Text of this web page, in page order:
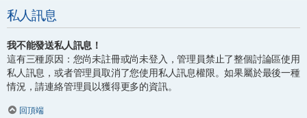
私人訊息
我不能發送私人訊息！
這有三種原因：您尚未註冊或尚未登入，管理員禁止了整個討論區使用
私人訊息，或者管理員取消了您使用私人訊息權限。如果屬於最後一種
情況，請連絡管理員以獲得更多的資訊。
回頂端